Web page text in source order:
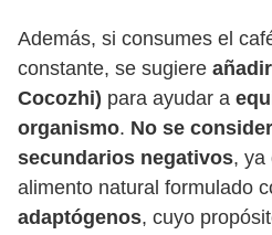
Además, si consumes el
constante, se sugiere
Cocozhi) para ayudar a
organismo. No se
secundarios negativos, ya
alimento natural formulado
adaptógenos, cuyo